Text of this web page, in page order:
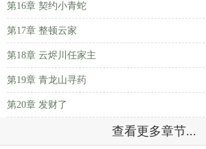
第16章 契约小青蛇
第17章 整顿云家
第18章 云烬川任家主
第19章 青龙山寻药
第20章 发财了
查看更多章节...